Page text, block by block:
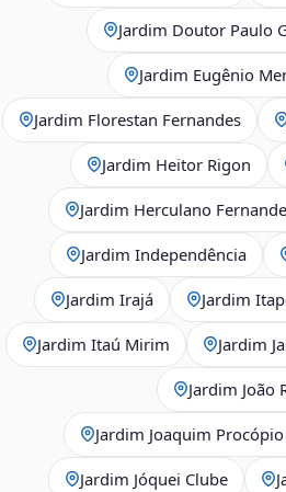
Jardim Doutor Paulo
Jardim Eugênio
Jardim Florestan Fernandes
Jardim Heitor Rigon
Jardim Herculano
Jardim Independência
Jardim Irajá Jardim
Jardim Itaú Mirim Jardim
Jardim João
Jardim Joaquim
Jardim Jóquei Clube